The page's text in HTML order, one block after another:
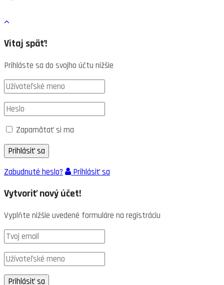
Vitaj späť!
Prihláste sa do svojho účtu nižšie
Zapamätať si ma
Zabudnuté heslo? Prihlásiť sa
Vytvoriť nový účet!
Vyplňte nižšie uvedené formuláre na registráciu